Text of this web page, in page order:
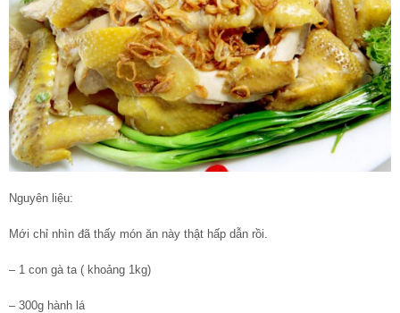
Nguyên liệu:
Mới chỉ nhìn đã thấy món ăn này thật hấp dẫn rồi.
– 1 con gà ta ( khoảng 1kg)
– 300g hành lá